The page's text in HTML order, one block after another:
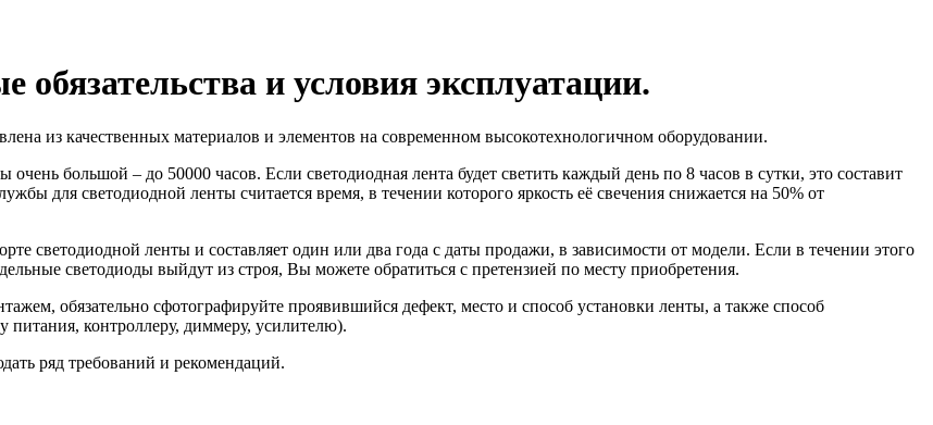
обязательства и условия эксплуатации.
из качественных материалов и элементов на современном высокотехнологичном оборудовании.
большой – до 50000 часов. Если светодиодная лента будет светить каждый день по 8 часов в сутки, это составит
для светодиодной ленты считается время, в течении которого яркость её свечения снижается на 50% от
светодиодной ленты и составляет один или два года с даты продажи, в зависимости от модели. Если в течении этого
светодиоды выйдут из строя, Вы можете обратиться с претензией по месту приобретения.
обязательно сфотографируйте проявившийся дефект, место и способ установки ленты, а также способ
контроллеру, диммеру, усилителю).
ряд требований и рекомендаций.